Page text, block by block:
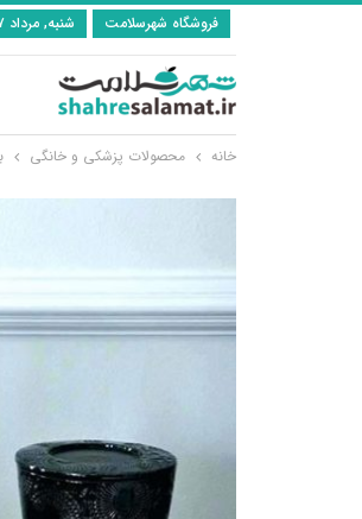
فروشگاه شهرسلامت شنبه, مرداد ۱۷, ۱۴۰۵
خانه محصولات پزشکی و خانگی